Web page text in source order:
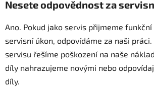
Nesete odpovědnost za
Ano. Pokud jako servis přijmeme
servisní úkon, odpovídáme za naši
servisu řešíme poškození na naše
díly nahrazujeme novými nebo
díly.